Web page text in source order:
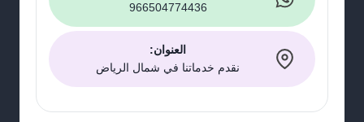
966504774436
العنوان:
نقدم خدماتنا في شمال الرياض